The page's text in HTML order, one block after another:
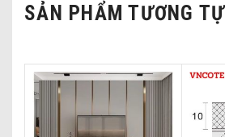
SẢN PHẨM TƯƠNG TỰ